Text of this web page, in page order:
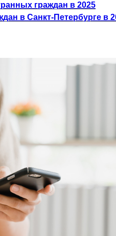
граждан в 2025
в Санкт-Петербурге в